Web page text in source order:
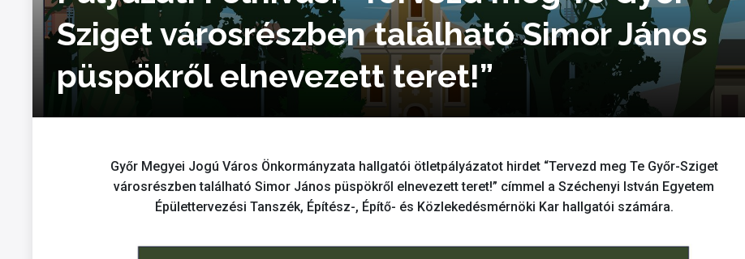
Sziget városrészben található Simor János
püspökről elnevezett teret!”
Győr Megyei Jogú Város Önkormányzata hallgatói ötletpályázatot hirdet “Tervezd meg Te Győr-Sziget
városrészben található Simor János püspökről elnevezett teret!” címmel a Széchenyi István Egyetem
Épülettervezési Tanszék, Építész-, Építő- és Közlekedésmérnöki Kar hallgatói számára.